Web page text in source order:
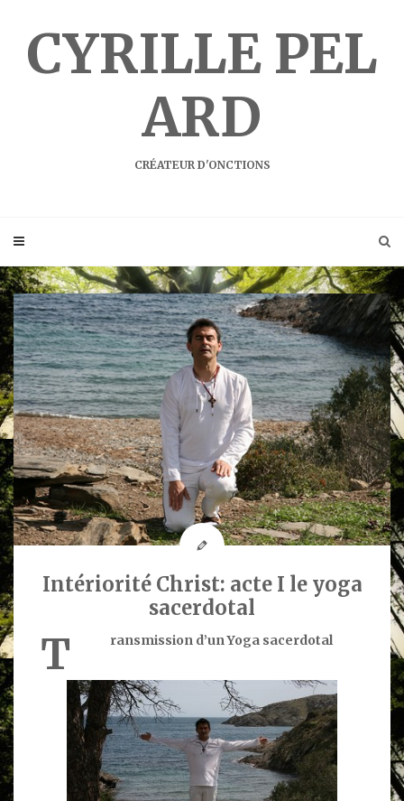
contentCYRILLE PEL
ARD
CRÉATEUR D'ONCTIONS
Intériorité Christ: acte I le yoga
sacerdotal
T ransmission d’un Yoga sacerdotal